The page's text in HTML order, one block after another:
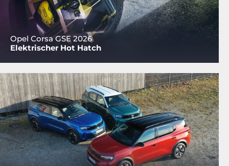
Opel Corsa GSE 2026
Elektrischer Hot Hatch